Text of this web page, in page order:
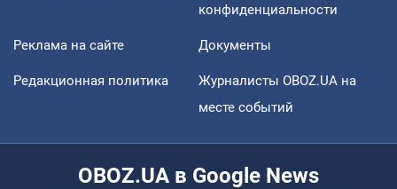
конфиденциальности
Реклама на сайте Документы
Редакционная политика
Журналисты OBOZ.UA на
месте событий
OBOZ.UA в Google News